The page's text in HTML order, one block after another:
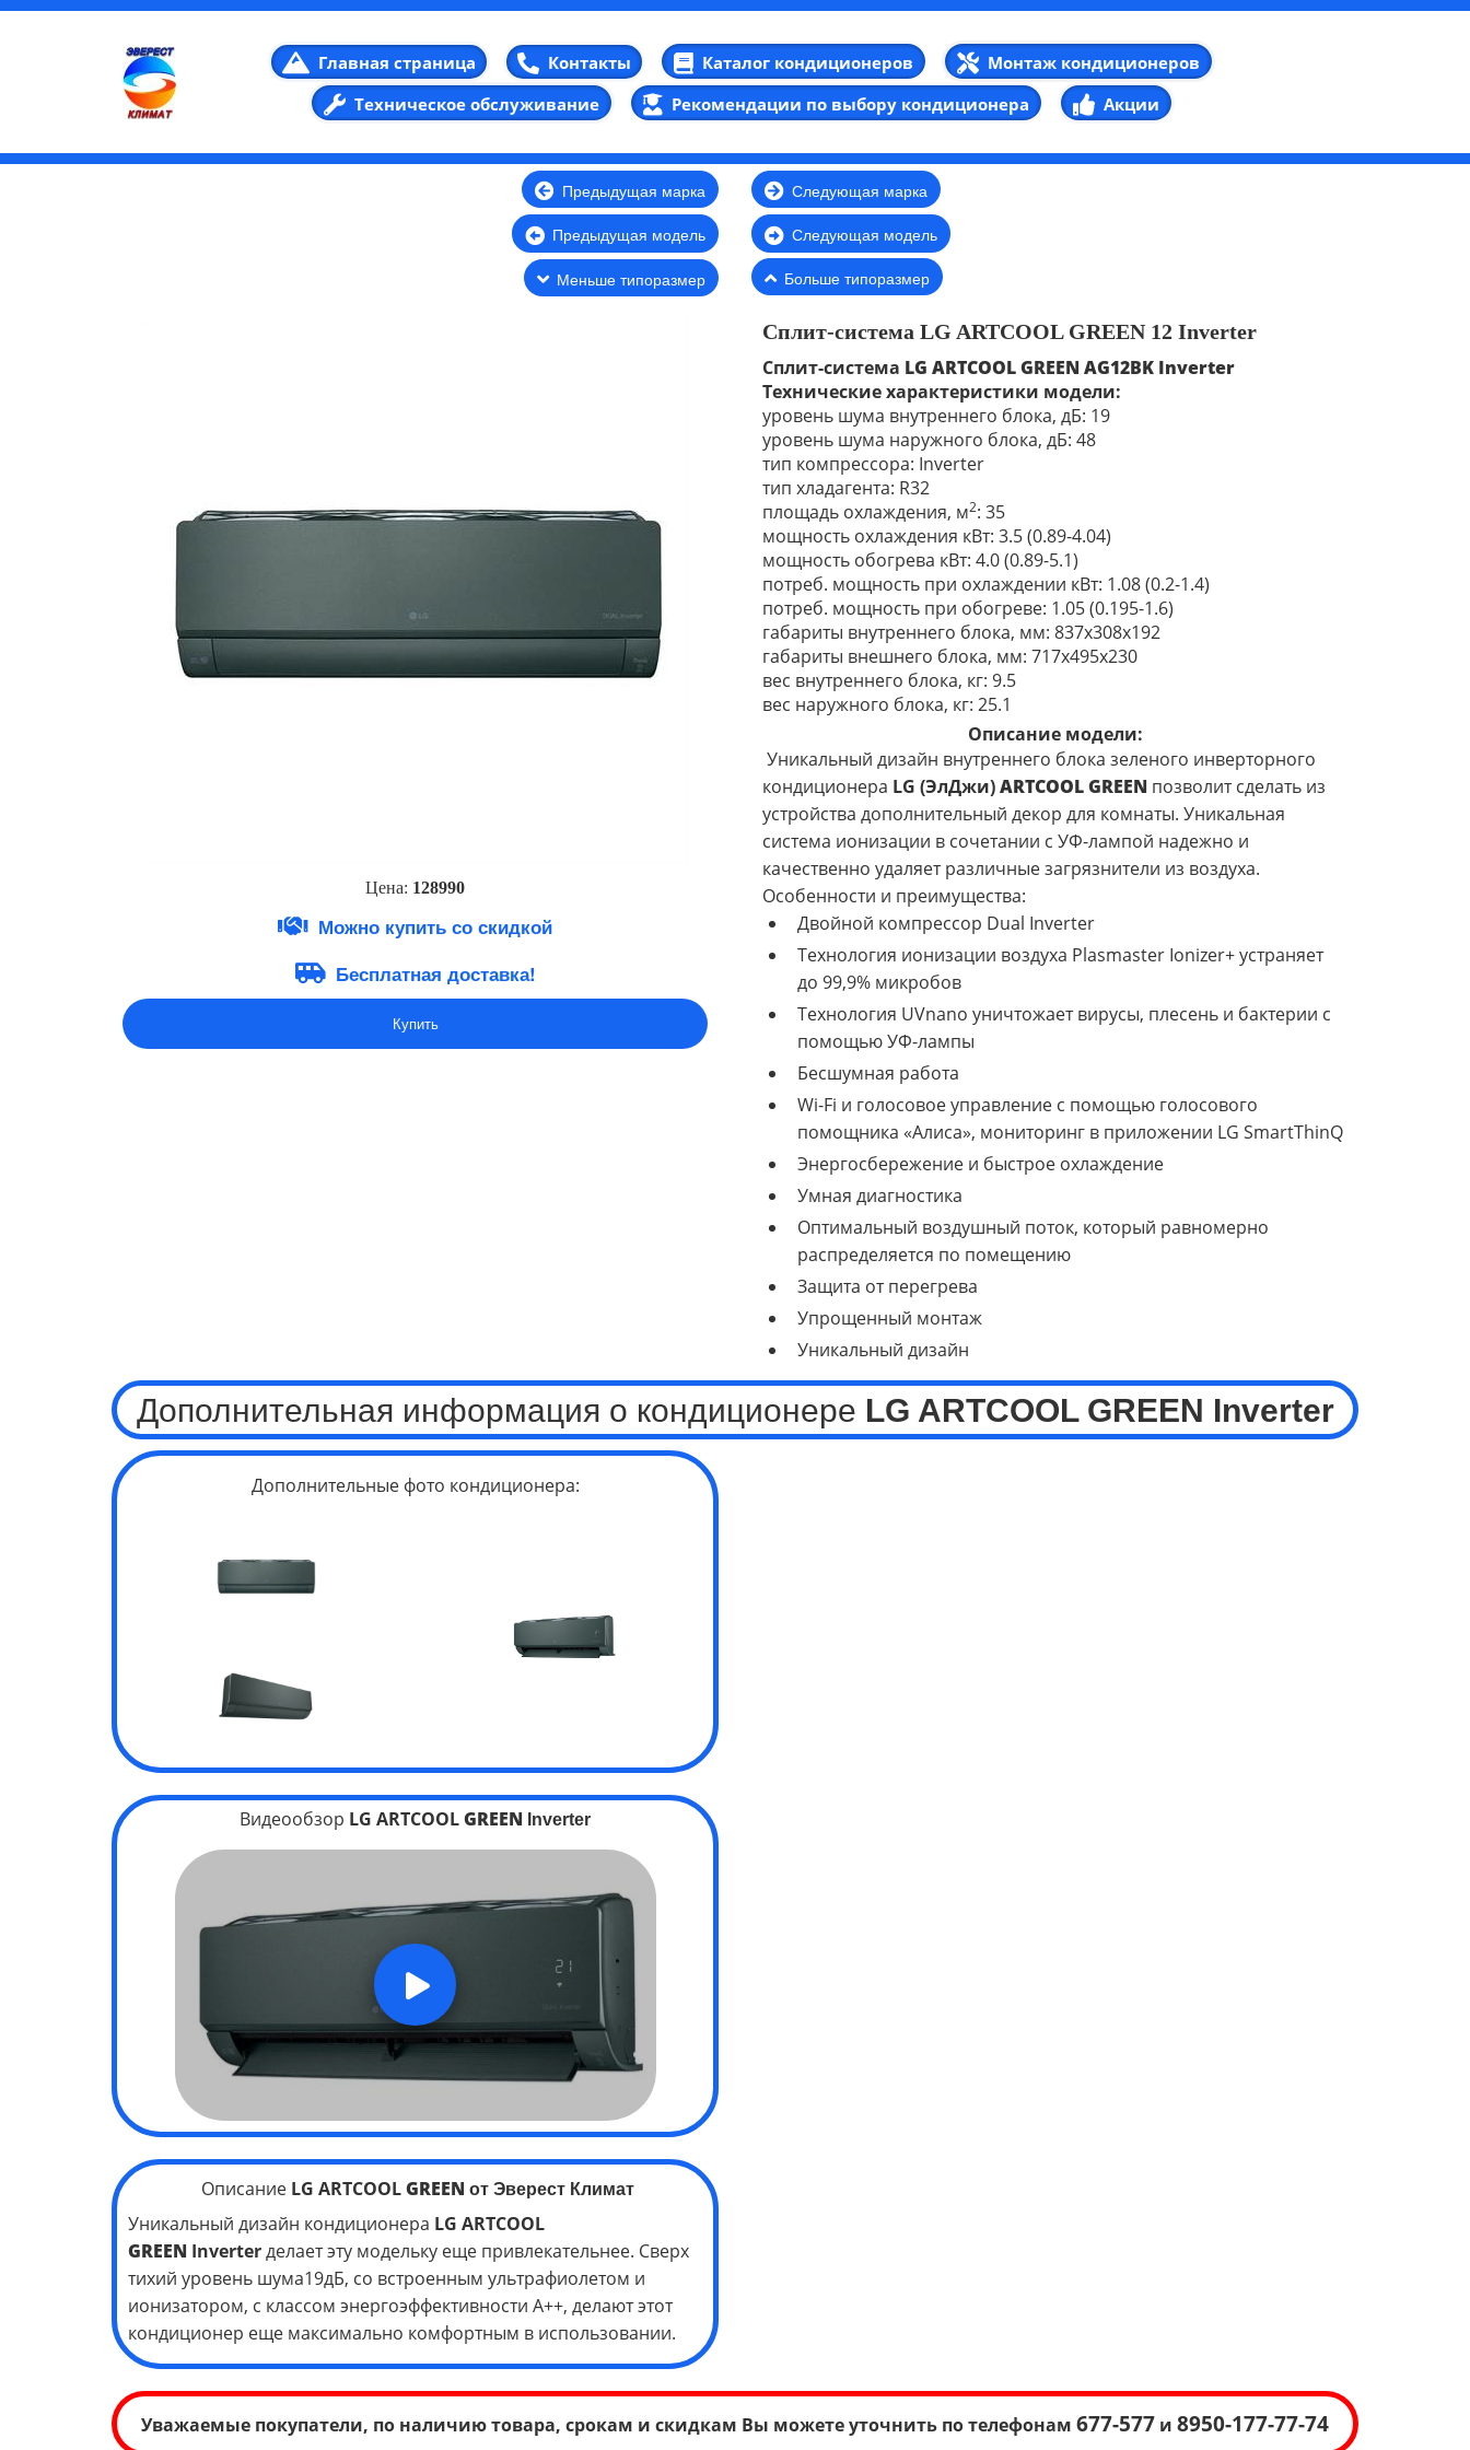
Главная страница Контакты Каталог кондиционеров
Монтаж кондиционеров
Техническое обслуживание
Рекомендации по выбору кондиционера Акции
Предыдущая марка
Предыдущая модель
Меньше типоразмер
Следующая марка
Следующая модель
Больше типоразмер
Цена: 128990
Можно купить со скидкой
Бесплатная доставка!
Купить
Сплит-система LG ARTCOOL GREEN 12 Inverter
Сплит-система LG ARTCOOLGREEN AG12BK Inverter
Технические характеристики модели:
уровень шума внутреннего блока, дБ: 19
уровень шума наружного блока, дБ: 48
тип компрессора: Inverter
тип хладагента: R32
площадь охлаждения, м2: 35
мощность охлаждения кВт: 3.5 (0.89-4.04)
мощность обогрева кВт: 4.0 (0.89-5.1)
потреб. мощность при охлаждении кВт: 1.08 (0.2-1.4)
потреб. мощность при обогреве: 1.05 (0.195-1.6)
габариты внутреннего блока, мм: 837x308x192
габариты внешнего блока, мм: 717х495х230
вес внутреннего блока, кг: 9.5
вес наружного блока, кг: 25.1
Описание модели:
Уникальный дизайн внутреннего блока зеленого инверторного
кондиционера LG (ЭлДжи)ARTCOOL GREEN позволит сделать из
устройства дополнительный декор для комнаты. Уникальная
система ионизации в сочетании с УФ-лампой надежно и
качественно удаляет различные загрязнители из воздуха.
Особенности и преимущества:
Двойной компрессор Dual Inverter
Технология ионизации воздуха Plasmaster Ionizer+ устраняет
до 99,9% микробов
Технология UVnano уничтожает вирусы, плесень и бактерии с
помощью УФ-лампы
Бесшумная работа
Wi-Fi и голосовое управление с помощью голосового
помощника «Алиса», мониторинг в приложении LG SmartThinQ
Энергосбережение и быстрое охлаждение
Умная диагностика
Оптимальный воздушный поток, который равномерно
распределяется по помещению
Защита от перегрева
Упрощенный монтаж
Уникальный дизайн
Дополнительная информация о кондиционере LG ARTCOOL GREEN Inverter
Дополнительные фото кондиционера:
Видеообзор LG ARTCOOLGREEN Inverter
Описание LG ARTCOOLGREEN от Эверест Климат
Уникальный дизайн кондиционера LG ARTCOOL
GREEN Inverterделает эту модельку еще привлекательнее. Сверх
тихий уровень шума19дБ, со встроенным ультрафиолетом и
ионизатором, с классом энергоэффективности А++, делают этот
кондиционер еще максимально комфортным в использовании.
Уважаемые покупатели, по наличию товара, срокам и скидкам Вы можете уточнить по телефонам 677-577 и 8950-177-77-74